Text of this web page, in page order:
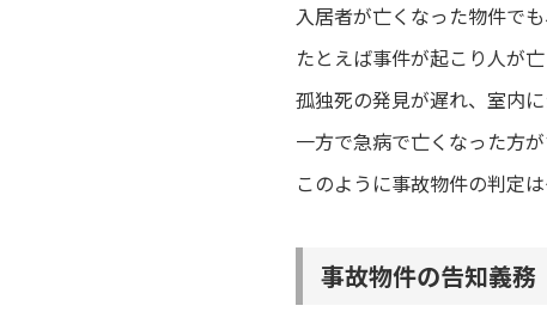
入居者が亡くなった物件で
たとえば事件が起こり人が
孤独死の発見が遅れ、室内
一方で急病で亡くなった方
このように事故物件の判定は
事故物件の告知義務